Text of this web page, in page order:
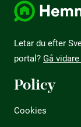
Letar du efter
portal? Gå
Policy
Cookies